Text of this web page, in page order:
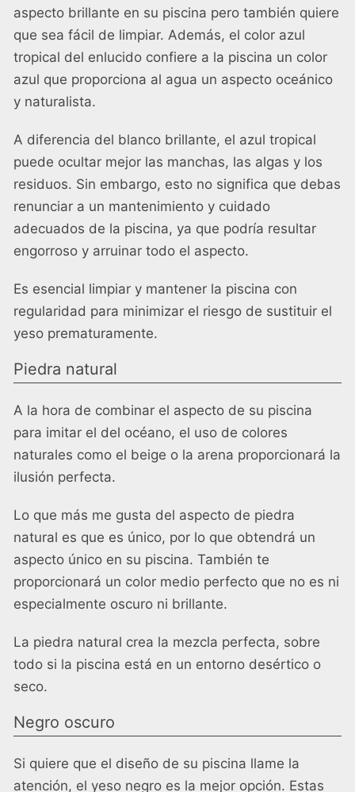
aspecto brillante en su piscina pero también quiere
que sea fácil de limpiar. Además, el color azul
tropical del enlucido confiere a la piscina un color
azul que proporciona al agua un aspecto oceánico
y naturalista.
A diferencia del blanco brillante, el azul tropical
puede ocultar mejor las manchas, las algas y los
residuos. Sin embargo, esto no significa que debas
renunciar a un mantenimiento y cuidado
adecuados de la piscina, ya que podría resultar
engorroso y arruinar todo el aspecto.
Es esencial limpiar y mantener la piscina con
regularidad para minimizar el riesgo de sustituir el
yeso prematuramente.
Piedra natural
A la hora de combinar el aspecto de su piscina
para imitar el del océano, el uso de colores
naturales como el beige o la arena proporcionará la
ilusión perfecta.
Lo que más me gusta del aspecto de piedra
natural es que es único, por lo que obtendrá un
aspecto único en su piscina. También te
proporcionará un color medio perfecto que no es ni
especialmente oscuro ni brillante.
La piedra natural crea la mezcla perfecta, sobre
todo si la piscina está en un entorno desértico o
seco.
Negro oscuro
Si quiere que el diseño de su piscina llame la
atención, el yeso negro es la mejor opción. Estas